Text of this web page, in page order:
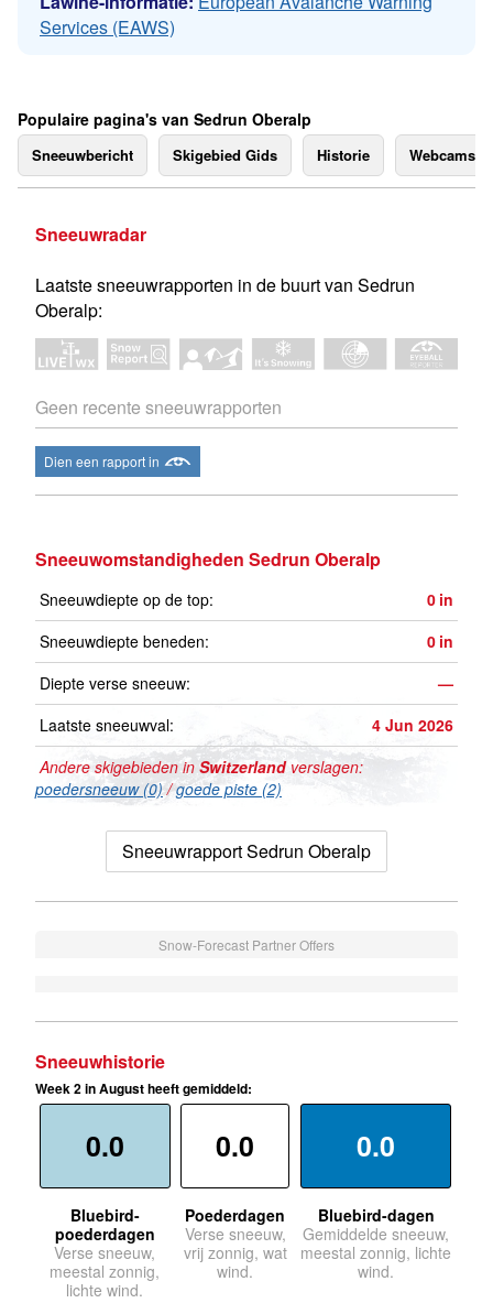
Services (EAWS)
Populaire pagina's van Sedrun Oberalp
Sneeuwbericht Skigebied Gids Historie Webcams
Sneeuwradar
Laatste sneeuwrapporten in de buurt van Sedrun
Oberalp:
Geen recente sneeuwrapporten
Dien een rapport in
Sneeuwomstandigheden Sedrun Oberalp
Sneeuwdiepte op de top: 0 in
Sneeuwdiepte beneden:
0 in
Diepte verse sneeuw:
—
Laatste sneeuwval:
4 Jun 2026
Andere skigebieden in Switzerlandverslagen:
poedersneeuw (0)/goede piste (2)
Sneeuwrapport Sedrun Oberalp
Snow-Forecast Partner Offers
Sneeuwhistorie
Week 2 in August heeft gemiddeld:
0.0
Bluebird-
poederdagen
Verse sneeuw,
meestal zonnig,
lichte wind.
0.0
Poederdagen
Verse sneeuw,
vrij zonnig, wat
wind.
0.0
Bluebird-dagen
Gemiddelde sneeuw,
meestal zonnig, lichte
wind.